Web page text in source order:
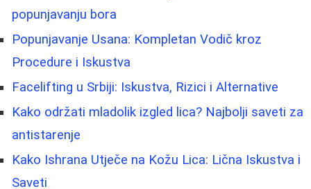
popunjavanju bora
Popunjavanje Usana: Kompletan Vodič kroz
Procedure i Iskustva
Facelifting u Srbiji: Iskustva, Rizici i Alternative
Kako održati mladolik izgled lica? Najbolji saveti za
antistarenje
Kako Ishrana Utječe na Kožu Lica: Lična Iskustva i
Saveti